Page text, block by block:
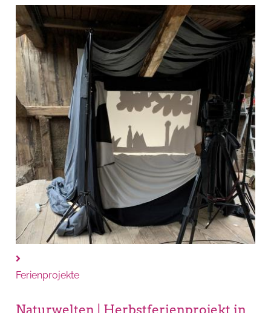
Ferienprojekte
Naturwelten | Herbstferienprojekt in